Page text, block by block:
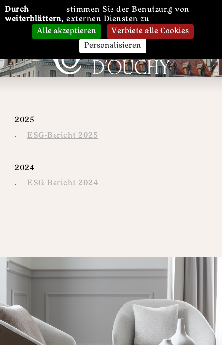
2025
ESG-Bericht 2025
2024
ESG-Bericht 2024
Cookie-Einstellungen
Durch
weiterblättern,
stimmen Sie der Benutzung von
externen Diensten zu
Alle akzeptieren
Verbiete alle Cookies
Personalisieren